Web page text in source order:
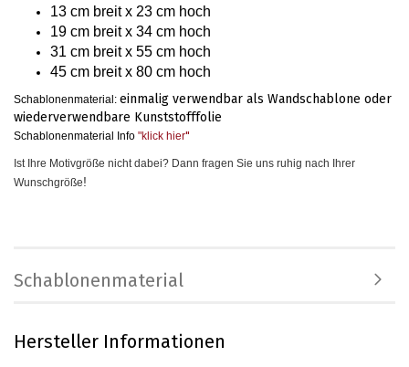
13 cm breit x 23 cm hoch
19 cm breit x 34 cm hoch
31 cm breit x 55 cm hoch
45 cm breit x 80 cm hoch
Schablonenmaterial: einmalig verwendbar als Wandschablone oder
wiederverwendbare Kunststofffolie
Schablonenmaterial Info "klick hier"
Ist Ihre Motivgröße nicht dabei? Dann fragen Sie uns ruhig nach Ihrer
Wunschgröße!
Schablonenmaterial
Hersteller Informationen